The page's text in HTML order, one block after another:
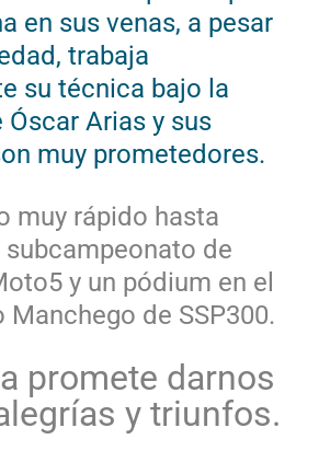
en sus venas, a pesar
trabaja
su técnica bajo la
Arias y sus
muy prometedores.
muy rápido hasta
de
y un pódium en el
de SSP300.
promete darnos
y triunfos.